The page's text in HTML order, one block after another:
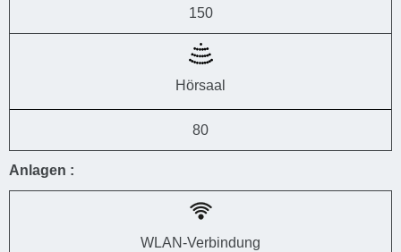
150
Hörsaal
80
Anlagen :
WLAN-Verbindung